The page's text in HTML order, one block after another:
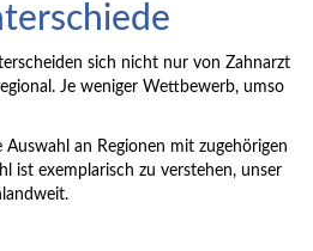
sich nicht nur von Zahnarzt
Je weniger Wettbewerb, umso
Auswahl an Regionen mit zugehörigen
ist exemplarisch zu verstehen, unser